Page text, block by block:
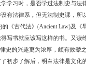
习时，是否学过法制史与法
法律系，但无法制史课，所
的《古代法》(Ancient Law)及
写书就应该写这样的书。又读
律史的兴趣更为浓厚，颇有效
步了解后，明白法律是文化